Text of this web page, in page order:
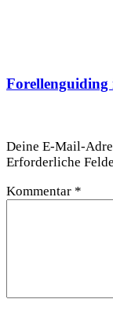
Forellenguiding
Deine E-Mail-
Erforderliche
Kommentar *